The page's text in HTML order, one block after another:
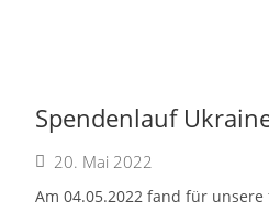
Spendenlauf
20. Mai 2022
Am 04.05.2022 fand für